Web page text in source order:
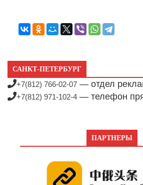
САНКТ-ПЕТЕРБУРГ
+7(812) 766-02-07 — отдел
+7(812) 971-102-4 — телефон
ПАРТНЕРЫ